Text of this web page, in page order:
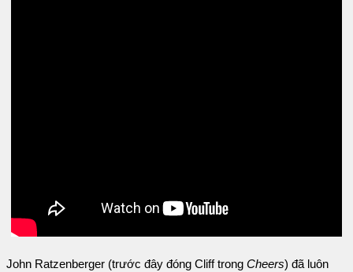
John Ratzenberger (trước đây đóng Cliff trong Cheers) đã luôn